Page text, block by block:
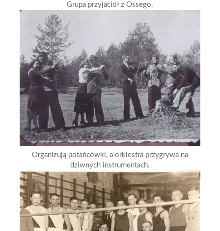
Grupa przyjaciół z Ossego.
Organizują potańcówki, a orkiestra przygrywa na
dziwnych instrumentach.